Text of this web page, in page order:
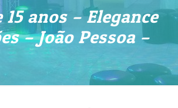
15 anos – Elegance
– João Pessoa –